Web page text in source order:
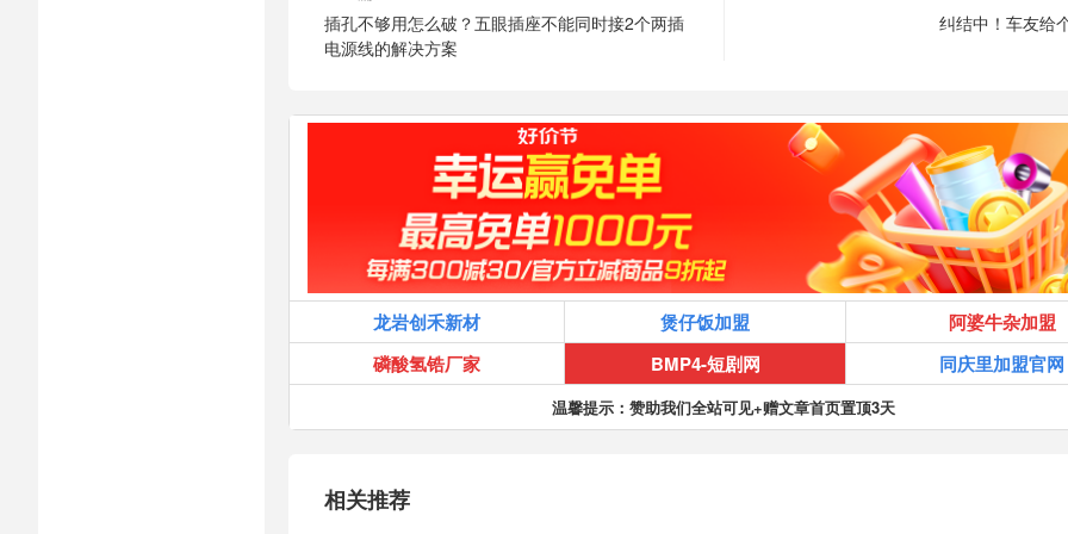
插孔不够用怎么破？五眼插座不能同时接2个两插
电源线的解决方案
纠结中！车友给
龙岩创禾新材 煲仔饭加盟
阿婆牛杂加盟
磷酸氢锆厂家
BMP4-短剧网 同庆里加盟官网
温馨提示：赞助我们全站可见+赠文章首页置顶3天
相关推荐